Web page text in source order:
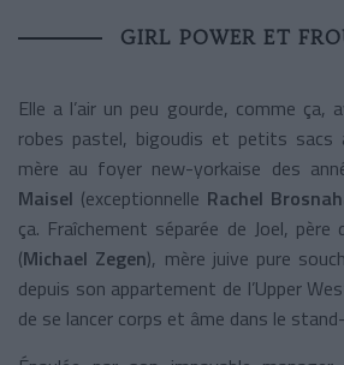
GIRL POWER ET
Elle a l’air un peu gourde, comme ça,
robes pastel, bigoudis et petits sacs
mère au foyer new-yorkaise des
Maisel (exceptionnelle Rachel
ça. Fraîchement séparée de Joel,
(Michael Zegen), mère juive pure
depuis son appartement de l’Upper
de se lancer corps et âme dans le